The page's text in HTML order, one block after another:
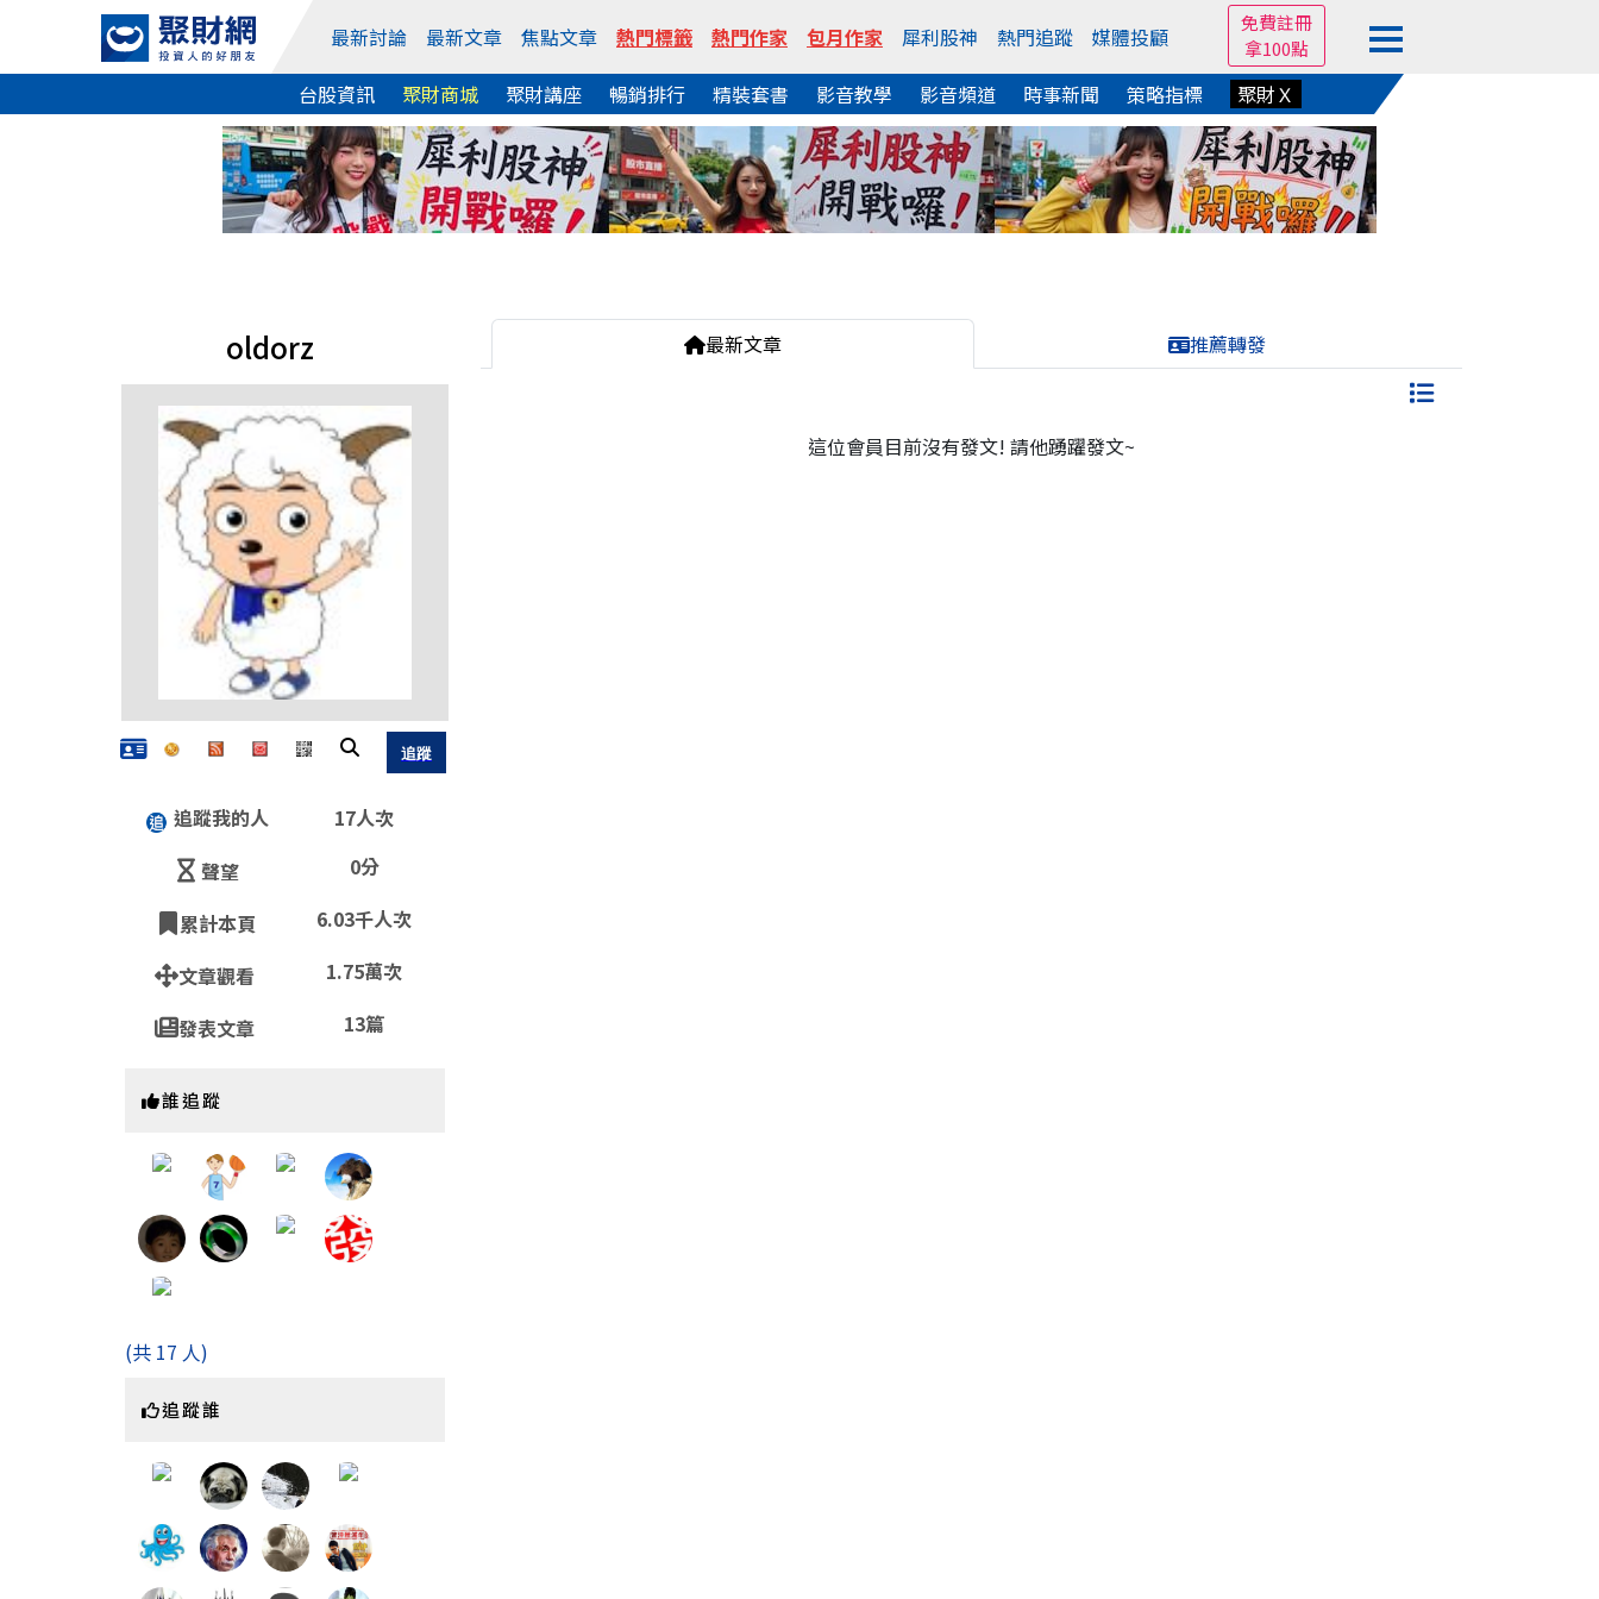
最新討論 最新文章 焦點文章 熱門標籤 熱門作家 包月作家 犀利股神 熱門追蹤 媒體投顧
免費註冊
拿100點
台股資訊 聚財商城 聚財講座 暢銷排行 精裝套書 影音教學 影音頻道 時事新聞 策略指標 聚財Ｘ
oldorz
追蹤我的人
17人次
聲望
0分
累計本頁
6.03千人次
文章觀看
1.75萬次
發表文章
13篇
誰追蹤
(共 17 人)
追蹤誰
最新文章 推薦轉發
這位會員目前沒有發文! 請他踴躍發文~